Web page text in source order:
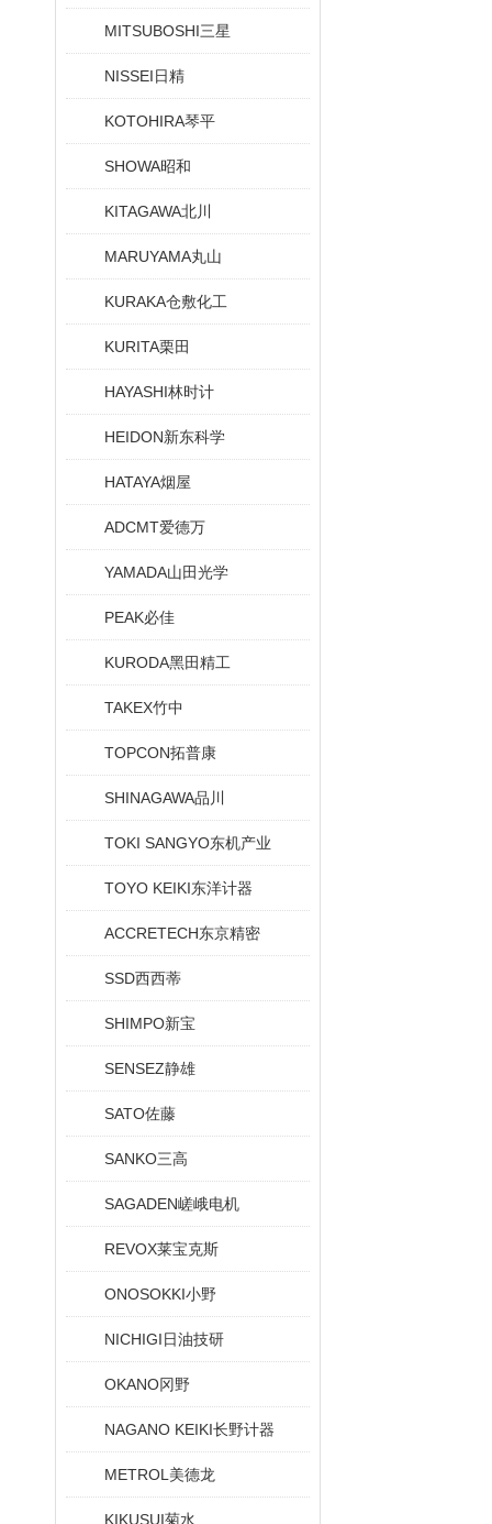
MITSUBOSHI三星
NISSEI日精
KOTOHIRA琴平
SHOWA昭和
KITAGAWA北川
MARUYAMA丸山
KURAKA仓敷化工
KURITA栗田
HAYASHI林时计
HEIDON新东科学
HATAYA烟屋
ADCMT爱德万
YAMADA山田光学
PEAK必佳
KURODA黑田精工
TAKEX竹中
TOPCON拓普康
SHINAGAWA品川
TOKI SANGYO东机产业
TOYO KEIKI东洋计器
ACCRETECH东京精密
SSD西西蒂
SHIMPO新宝
SENSEZ静雄
SATO佐藤
SANKO三高
SAGADEN嵯峨电机
REVOX莱宝克斯
ONOSOKKI小野
NICHIGI日油技研
OKANO冈野
NAGANO KEIKI长野计器
METROL美德龙
KIKUSUI菊水